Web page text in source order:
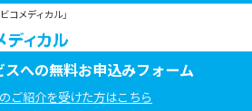
コメディカル」
への無料お申込みフォーム
ご紹介を受けた方はこちら